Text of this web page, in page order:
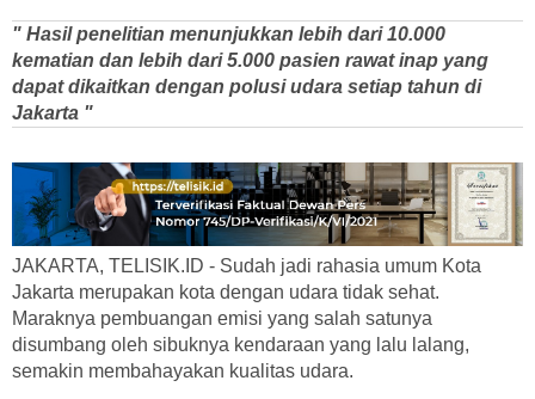
" Hasil penelitian menunjukkan lebih dari 10.000
kematian dan lebih dari 5.000 pasien rawat inap yang
dapat dikaitkan dengan polusi udara setiap tahun di
Jakarta "
JAKARTA, TELISIK.ID - Sudah jadi rahasia umum Kota
Jakarta merupakan kota dengan udara tidak sehat.
Maraknya pembuangan emisi yang salah satunya
disumbang oleh sibuknya kendaraan yang lalu lalang,
semakin membahayakan kualitas udara.